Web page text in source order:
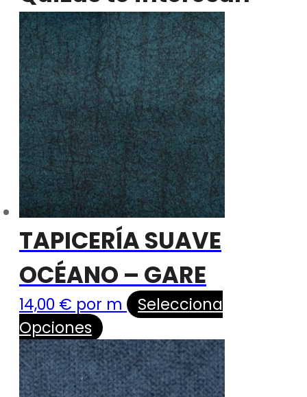
TAPICERÍA SUAVE
OCÉANO – GARE
14,00 € por m
Selecciona
Opciones